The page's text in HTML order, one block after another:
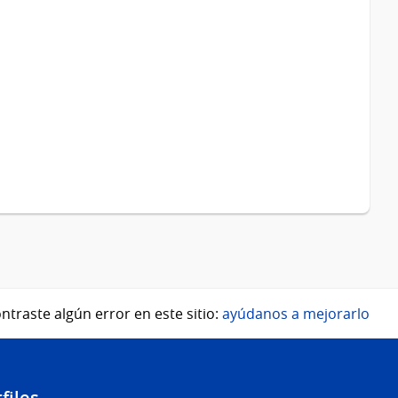
algún error en este sitio: ayúdanos a mejorarlo